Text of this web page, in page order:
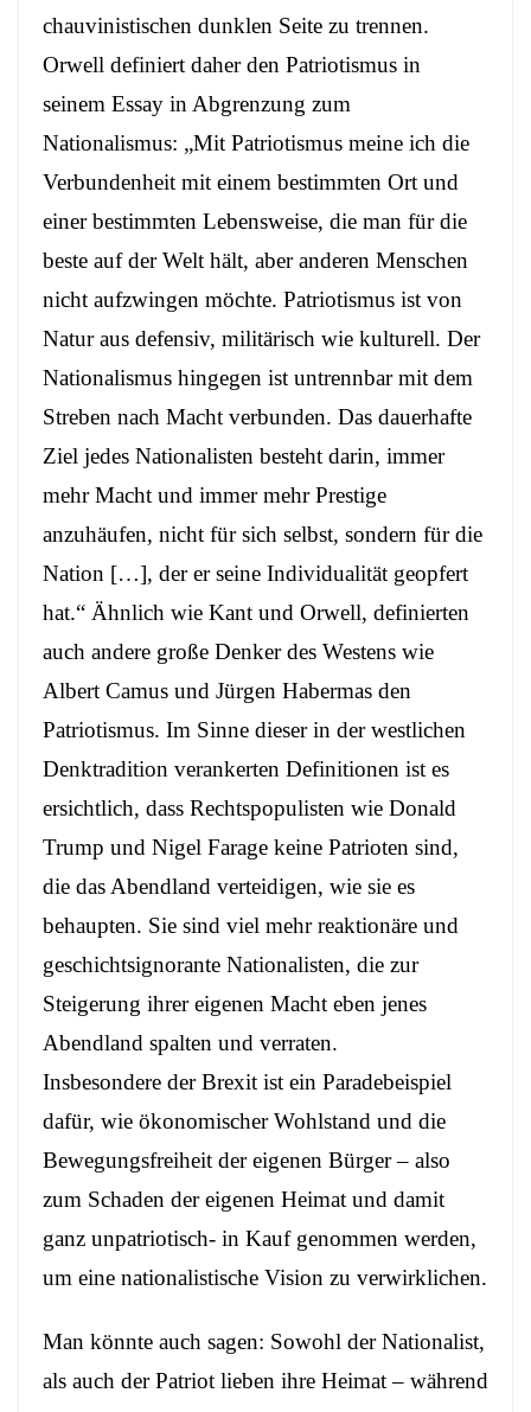
chauvinistischen dunklen Seite zu trennen.
Orwell definiert daher den Patriotismus in
seinem Essay in Abgrenzung zum
Nationalismus: „Mit Patriotismus meine ich die
Verbundenheit mit einem bestimmten Ort und
einer bestimmten Lebensweise, die man für die
beste auf der Welt hält, aber anderen Menschen
nicht aufzwingen möchte. Patriotismus ist von
Natur aus defensiv, militärisch wie kulturell. Der
Nationalismus hingegen ist untrennbar mit dem
Streben nach Macht verbunden. Das dauerhafte
Ziel jedes Nationalisten besteht darin, immer
mehr Macht und immer mehr Prestige
anzuhäufen, nicht für sich selbst, sondern für die
Nation […], der er seine Individualität geopfert
hat.“ Ähnlich wie Kant und Orwell, definierten
auch andere große Denker des Westens wie
Albert Camus und Jürgen Habermas den
Patriotismus. Im Sinne dieser in der westlichen
Denktradition verankerten Definitionen ist es
ersichtlich, dass Rechtspopulisten wie Donald
Trump und Nigel Farage keine Patrioten sind,
die das Abendland verteidigen, wie sie es
behaupten. Sie sind viel mehr reaktionäre und
geschichtsignorante Nationalisten, die zur
Steigerung ihrer eigenen Macht eben jenes
Abendland spalten und verraten.
Insbesondere der Brexit ist ein Paradebeispiel
dafür, wie ökonomischer Wohlstand und die
Bewegungsfreiheit der eigenen Bürger – also
zum Schaden der eigenen Heimat und damit
ganz unpatriotisch- in Kauf genommen werden,
um eine nationalistische Vision zu verwirklichen.
Man könnte auch sagen: Sowohl der Nationalist,
als auch der Patriot lieben ihre Heimat – während